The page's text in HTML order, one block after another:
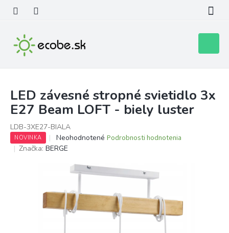
obsah
košík
LED závesné stropné svietidlo 3x
E27 Beam LOFT - biely luster
LDB-3XE27-BIALA
NOVINKA
Priemerné
hodnotenie
5
hviezdičiek.
Neohodnotené Podrobnosti hodnotenia
Značka: BERGE